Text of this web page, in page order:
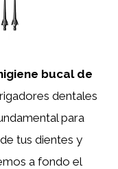
bucal de
dentales
para
tus dientes y
a fondo el